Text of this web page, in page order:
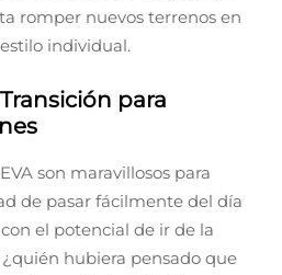
romper nuevos terrenos en
individual.
para
son maravillosos para
de pasar fácilmente del día
el potencial de ir de la
hubiera pensado que